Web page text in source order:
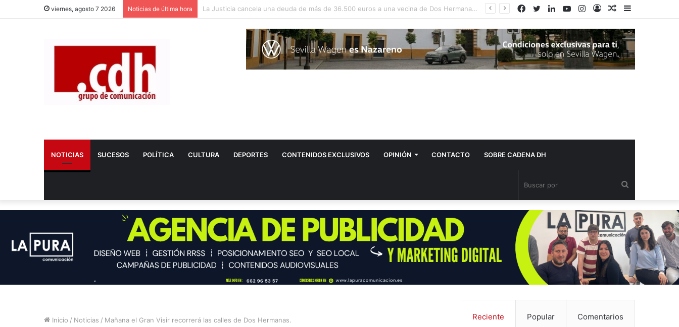
viernes, agosto 7 2026 Noticias de última hora Dos nuevos positivos por el virus del Nilo en Dos Hermanas
lateral
Publicación
al
azar
Acceso
Instagram
YouTube
LinkedIn
Twitter
Facebook
NOTICIAS SUCESOS POLÍTICA CULTURA DEPORTES CONTENIDOS EXCLUSIVOS OPINIÓN CONTACTO SOBRE CADENA DH
por
Inicio / Noticias / Mañana el Gran Visir recorrerá las calles de Dos Hermanas. Reciente Popular Comentarios